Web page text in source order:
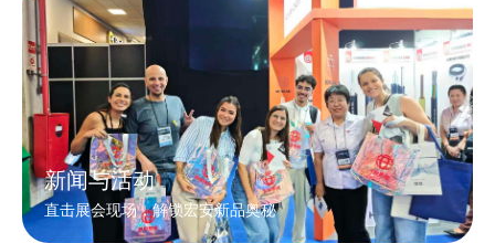
新闻与活动
直击展会现场，解锁宏安新品奥秘